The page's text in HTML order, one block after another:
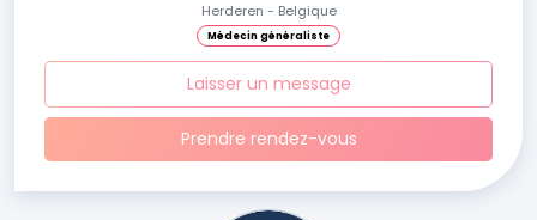
Herderen - Belgique
Médecin généraliste
Laisser un message
Prendre rendez-vous